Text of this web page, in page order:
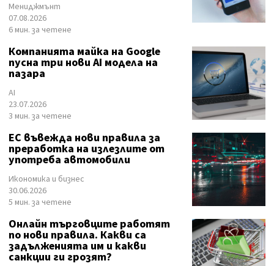
Мениджмънт
07.08.2026
6 мин. за четене
Компанията майка на Google
пусна три нови AI модела на
пазара
AI
23.07.2026
3 мин. за четене
ЕС въвежда нови правила за
преработка на излезлите от
употреба автомобили
Икономика и бизнес
30.06.2026
5 мин. за четене
Онлайн търговците работят
по нови правила. Какви са
задълженията им и какви
санкции ги грозят?